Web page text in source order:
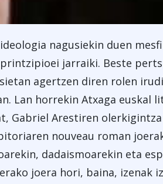
nagusiekin duen
jarraiki. Beste
agertzen diren rolen
Lan horrekin Atxaga euskal
Gabriel Arestiren
nouveau roman
dadaismoarekin eta
joera hori, baina, izenak